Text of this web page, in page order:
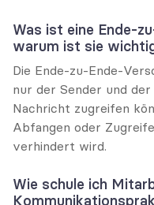
Was ist eine Ende-
warum ist sie
Die Ende-zu-Ende-
nur der Sender und
Nachricht zugreifen
Abfangen oder
verhindert wird.
Wie schule ich